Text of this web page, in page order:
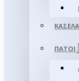
ΠΆΤΟΙ